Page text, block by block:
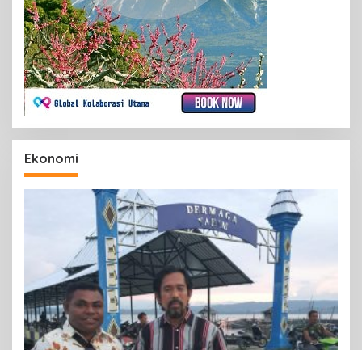
Ekonomi